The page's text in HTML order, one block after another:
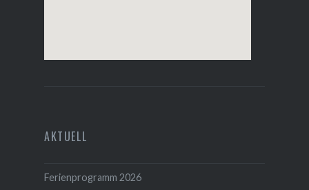
AKTUELL
Ferienprogramm 2026